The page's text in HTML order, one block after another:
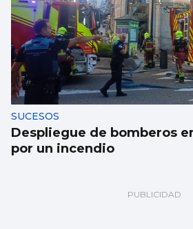
SUCESOS
Despliegue de bomberos
por un incendio